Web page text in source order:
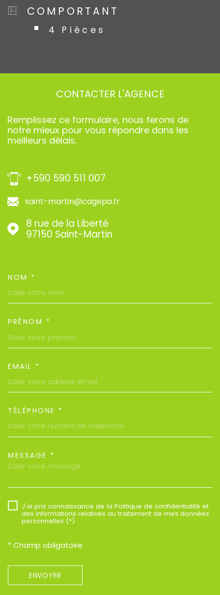
COMPORTANT
4 Pièces
CONTACTER L'AGENCE
Remplissez ce formulaire, nous ferons de
notre mieux pour vous répondre dans les
meilleurs délais.
+590 590 511 007
saint-martin@cagepa.fr
8 rue de la Liberté
97150
Saint-Martin
NOM *
PRÉNOM *
EMAIL *
TÉLÉPHONE *
MESSAGE *
RÈGLEMENTATION
J'ai pris connaissance de la Politique de confidentialité et
des informations relatives au traitement de mes données
personnelles (*)
* Champ obligatoire
ENVOYER